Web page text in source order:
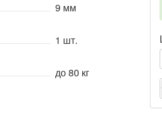
9 мм
1 шт.
до 80 кг